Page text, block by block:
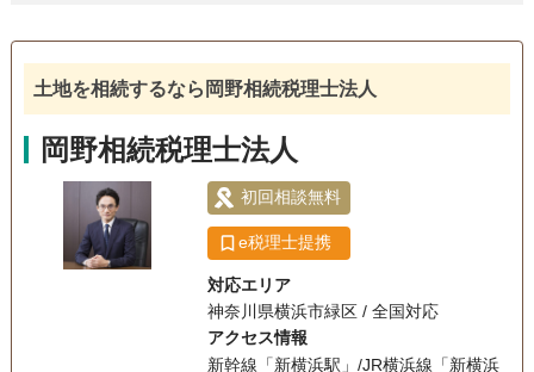
土地を相続するなら岡野相続税理士法人
岡野相続税理士法人
初回相談無料
e税理士提携
対応エリア
神奈川県横浜市緑区 / 全国対応
アクセス情報
新幹線「新横浜駅」/JR横浜線「新横浜